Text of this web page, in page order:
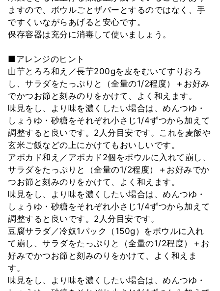
ますので、ボウルごとザバーとするのではなく、手
ですくいながらあげると安心です。
保存容器は充分に消毒して使いましょう。
■アレンジのヒント
山芋とろろ和え／長芋200gを皮をむいてすりおろ
し、サラダをたっぷりと（全量の1/2程度）＋お好み
でかつお節と刻みのりをかけて、よく和えます。
味見をし、より味を濃くしたい場合は、めんつゆ・
しょうゆ・砂糖をそれぞれ小さじ1/4ずつから加えて
調整すると良いです。2人分目安です。これを麦飯や
玄米ご飯などの上にかけてもおいしいです。
アボカド和え／アボカド2個をボウルに入れて崩し、
サラダをたっぷりと（全量の1/2程度）＋お好みでか
つお節と刻みのりをかけて、よく和えます。
味見をし、より味を濃くしたい場合は、めんつゆ・
しょうゆ・砂糖をそれぞれ小さじ1/4ずつから加えて
調整すると良いです。2人分目安です。
豆腐サラダ／冷奴1パック（150g）をボウルに入れ
て崩し、サラダをたっぷりと（全量の1/2程度）＋お
好みでかつお節と刻みのりをかけて、よく和えま
す。
味見をし、より味を濃くしたい場合は、めんつゆ・